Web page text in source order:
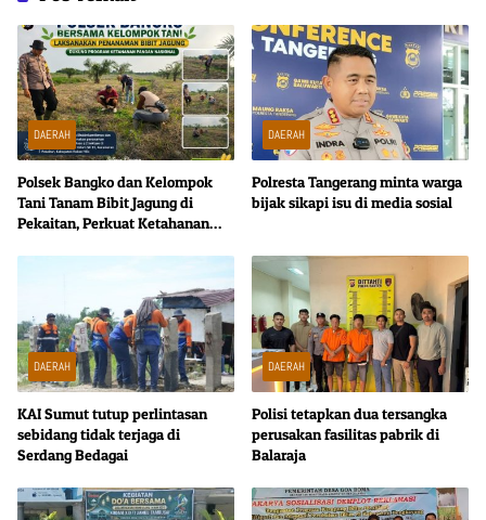
DAERAH
Polsek Bangko dan Kelompok
Tani Tanam Bibit Jagung di
Pekaitan, Perkuat Ketahanan
DAERAH
Polresta Tangerang minta warga
bijak sikapi isu di media sosial
DAERAH
KAI Sumut tutup perlintasan
sebidang tidak terjaga di
Serdang Bedagai
DAERAH
Polisi tetapkan dua tersangka
perusakan fasilitas pabrik di
Balaraja